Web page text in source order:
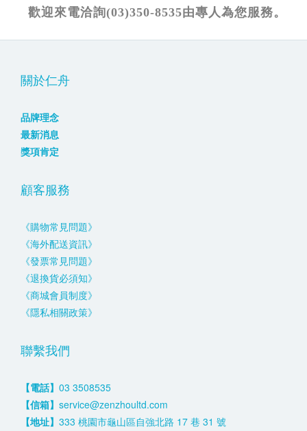
歡迎來電洽詢(03)350-8535由專人為您服務。
關於仁舟
品牌理念
最新消息
獎項肯定
顧客服務
《購物常見問題》
《海外配送資訊》
《發票常見問題》
《退換貨必須知》
《商城會員制度》
《隱私相關政策》
聯繫我們
【電話】 03 3508535
【信箱】 service@zenzhoultd.com
【地址】 333 桃園市龜山區自強北路 17 巷 31 號